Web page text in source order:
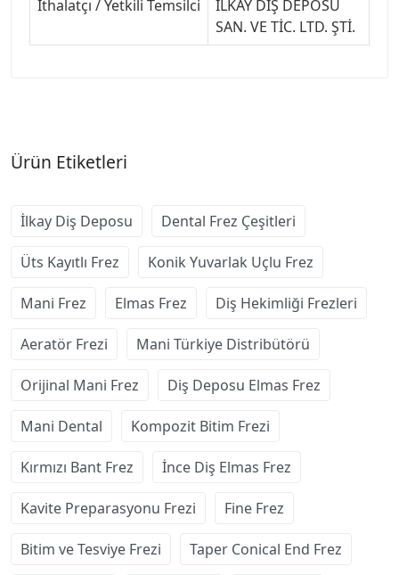
İthalatçı / Yetkili Temsilci
İLKAY DİŞ DEPOSU
SAN. VE TİC. LTD. ŞTİ.
Ürün Etiketleri
İlkay Diş Deposu Dental Frez Çeşitleri
Üts Kayıtlı Frez Konik Yuvarlak Uçlu Frez
Mani Frez Elmas Frez Diş Hekimliği Frezleri
Aeratör Frezi Mani Türkiye Distribütörü
Orijinal Mani Frez Diş Deposu Elmas Frez
Mani Dental Kompozit Bitim Frezi
Kırmızı Bant Frez İnce Diş Elmas Frez
Kavite Preparasyonu Frezi Fine Frez
Bitim ve Tesviye Frezi Taper Conical End Frez